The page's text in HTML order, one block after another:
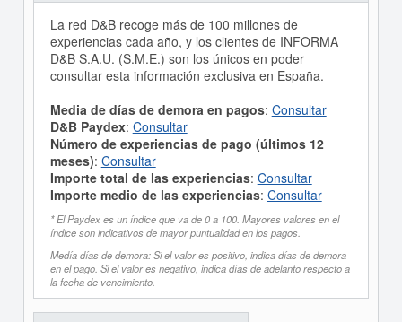
La red D&B recoge más de 100 millones de
experiencias cada año, y los clientes de INFORMA
D&B S.A.U. (S.M.E.) son los únicos en poder
consultar esta información exclusiva en España.
Media de días de demora en pagos: Consultar
D&B Paydex: Consultar
Número de experiencias de pago (últimos 12
meses): Consultar
Importe total de las experiencias: Consultar
Importe medio de las experiencias: Consultar
* El Paydex es un índice que va de 0 a 100. Mayores valores en el
índice son indicativos de mayor puntualidad en los pagos.
Medía días de demora: Si el valor es positivo, indica días de demora
en el pago. Si el valor es negativo, indica días de adelanto respecto a
la fecha de vencimiento.